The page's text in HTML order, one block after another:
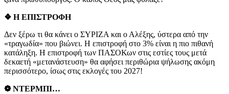
❖ Η ΕΠΙΣΤΡΟΦΗ
Δεν ξέρω τι θα κάνει ο ΣΥΡΙΖΑ και ο Αλέξης, ύστερα από την
«τραγωδία» που βιώνει. Η επιστροφή στο 3% είναι η πιο πιθανή
κατάληξη. Η επιστροφή των ΠΑΣΟΚων στις εστίες τους μετά
δεκαετή «μετανάστευση» θα αφήσει περιθώρια ψήλωσης ακόμη
περισσότερο, ίσως στις εκλογές του 2027!
❁ ΝΤΕΡΜΠΙ…